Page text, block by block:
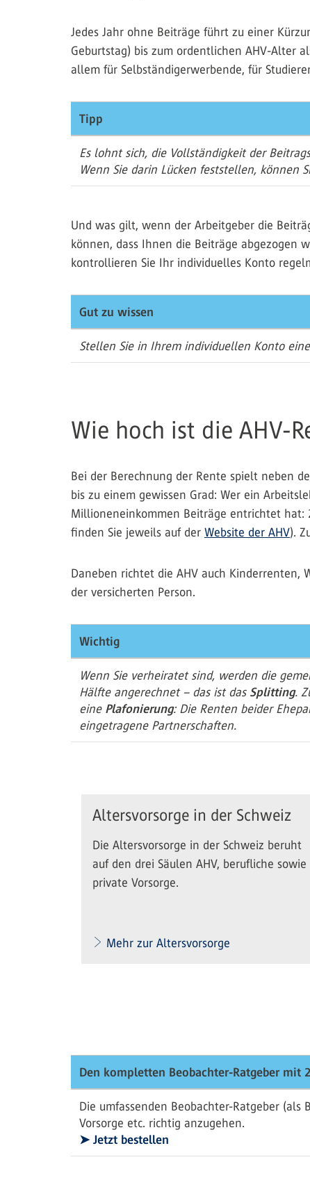
Jedes Jahr ohne Beiträge führt zu einer
Geburtstag) bis zum ordentlichen AHV-Alter
allem für Selbständigerwerbende, für
Tipp
Es lohnt sich, die Vollständigkeit der
Wenn Sie darin Lücken feststellen, können
Und was gilt, wenn der Arbeitgeber die
können, dass Ihnen die Beiträge abgezogen
kontrollieren Sie Ihr individuelles Konto
Gut zu wissen
Stellen Sie in Ihrem individuellen Konto
Wie hoch ist die AHV-
Bei der Berechnung der Rente spielt neben
bis zu einem gewissen Grad: Wer ein
Millioneneinkommen Beiträge entrichtet hat:
finden Sie jeweils auf der Website der AHV).
Daneben richtet die AHV auch Kinderrenten,
der versicherten Person.
Wichtig
Wenn Sie verheiratet sind, werden die
Hälfte angerechnet – das ist das Splitting.
eine Plafonierung: Die Renten beider
eingetragene Partnerschaften.
Altersvorsorge in der Schweiz
Die Altersvorsorge in der Schweiz beruht
auf den drei Säulen AHV, berufliche sowie
private Vorsorge.
Mehr zur Altersvorsorge
Den kompletten Beobachter-Ratgeber mit
Die umfassenden Beobachter-Ratgeber
Vorsorge etc. richtig anzugehen.
➤ Jetzt bestellen